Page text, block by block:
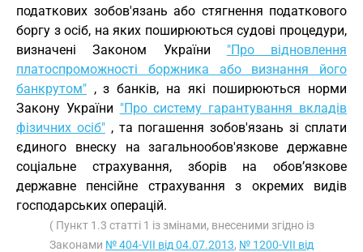
податкових зобов'язань або стягнення податкового
боргу з осіб, на яких поширюються судові процедури,
визначені Законом України "Про відновлення
платоспроможності боржника або визнання його
банкрутом" , з банків, на які поширюються норми
Закону України "Про систему гарантування вкладів
фізичних осіб", та погашення зобов'язань зі сплати
єдиного внеску на загальнообов'язкове державне
соціальне страхування, зборів на обов’язкове
державне пенсійне страхування з окремих видів
господарських операцій.
( Пункт 1.3 статті 1 із змінами, внесеними згідно із
Законами № 404-VII від 04.07.2013, № 1200-VII від